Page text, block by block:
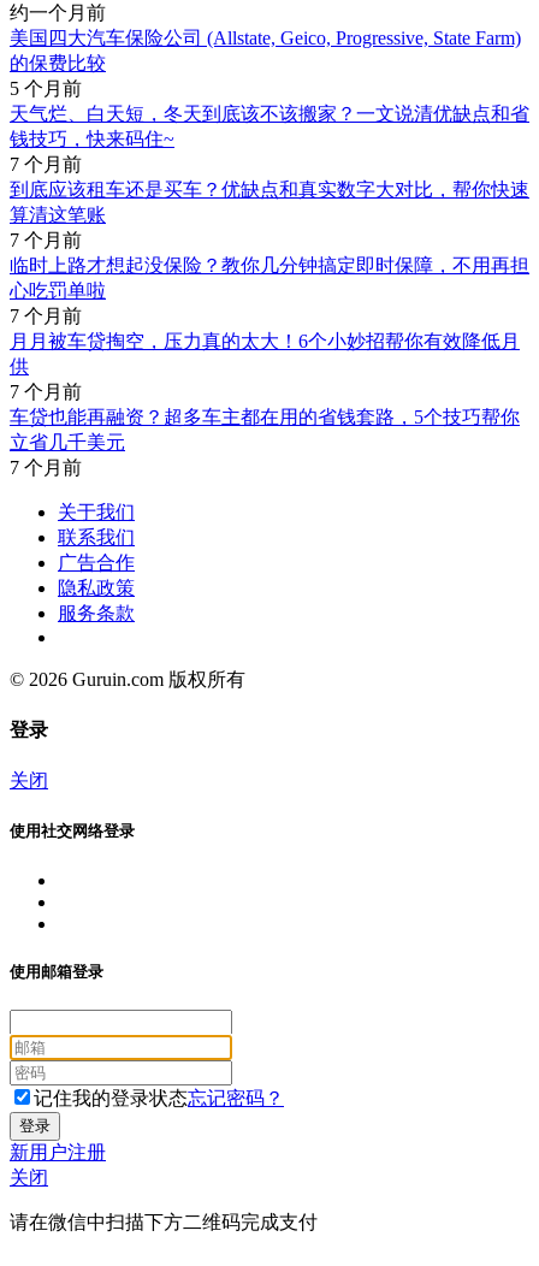
约一个月前
美国四大汽车保险公司 (Allstate, Geico, Progressive, State Farm)
的保费比较
5 个月前
天气烂、白天短，冬天到底该不该搬家？一文说清优缺点和省
钱技巧，快来码住~
7 个月前
到底应该租车还是买车？优缺点和真实数字大对比，帮你快速
算清这笔账
7 个月前
临时上路才想起没保险？教你几分钟搞定即时保障，不用再担
心吃罚单啦
7 个月前
月月被车贷掏空，压力真的太大！6个小妙招帮你有效降低月
供
7 个月前
车贷也能再融资？超多车主都在用的省钱套路，5个技巧帮你
立省几千美元
7 个月前
关于我们
联系我们
广告合作
隐私政策
服务条款
© 2026 Guruin.com 版权所有
登录
关闭
使用社交网络登录
使用邮箱登录
记住我的登录状态忘记密码？
新用户注册
关闭
请在微信中扫描下方二维码完成支付